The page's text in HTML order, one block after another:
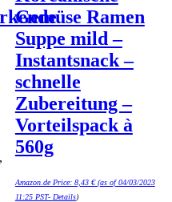
Gemüse Ramen
Suppe mild –
Instantsnack –
schnelle
Zubereitung –
Vorteilspack à
560g
Amazon.de Price: 8,43 €(as of 04/03/2023
11:25 PST- Details)